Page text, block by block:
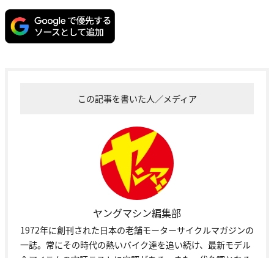
この記事を書いた人／メディア
ヤングマシン編集部
1972年に創刊された日本の老舗モーターサイクルマガジンの
一誌。常にその時代の熱いバイク達を追い続け、最新モデル